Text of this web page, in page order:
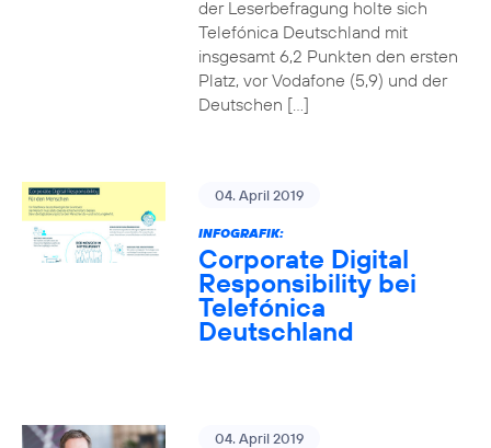
der Leserbefragung holte sich
Telefónica Deutschland mit
insgesamt 6,2 Punkten den ersten
Platz, vor Vodafone (5,9) und der
Deutschen […]
04. April 2019
INFOGRAFIK:
Corporate Digital
Responsibility bei
Telefónica
Deutschland
04. April 2019